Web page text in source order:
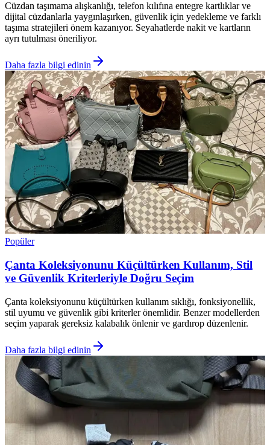
Cüzdan taşımama alışkanlığı, telefon kılıfına entegre kartlıklar ve
dijital cüzdanlarla yaygınlaşırken, güvenlik için yedekleme ve farklı
taşıma stratejileri önem kazanıyor. Seyahatlerde nakit ve kartların
ayrı tutulması öneriliyor.
Daha fazla bilgi edinin
Popüler
Çanta Koleksiyonunu Küçültürken Kullanım, Stil
ve Güvenlik Kriterleriyle Doğru Seçim
Çanta koleksiyonunu küçültürken kullanım sıklığı, fonksiyonellik,
stil uyumu ve güvenlik gibi kriterler önemlidir. Benzer modellerden
seçim yaparak gereksiz kalabalık önlenir ve gardırop düzenlenir.
Daha fazla bilgi edinin